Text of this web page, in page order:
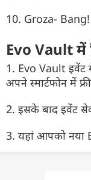
10. Groza-
Evo Vault में
1. Evo Vault
अपने स्मार्टफोन में
2. इसके बाद इवेंट
3. यहां आपको नया